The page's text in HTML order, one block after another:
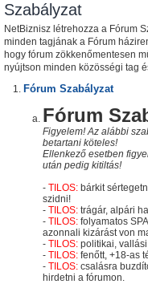
Szabályzat
NetBiznisz létrehozza a Fórum
minden tagjának a Fórum
hogy fórum zökkenőmentesen
nyújtson minden közösségi tag
Fórum Szabályzat
Fórum
Figyelem! Az alábbi
betartani köteles!
Ellenkező esetben
után pedig kitiltás!
- TILOS: bárkit
szidni!
- TILOS: trágár, alpári
- TILOS: folyamatos
azonnali kizárást von
- TILOS: politikai,
- TILOS: fenőtt, +18-as
- TILOS: csalásra
hirdetni a fórumon.